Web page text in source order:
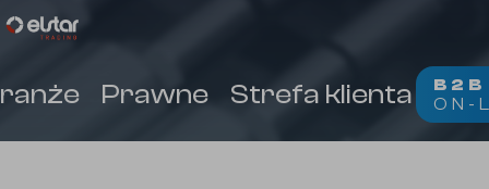
Prawne Strefa klienta B2B
ON-